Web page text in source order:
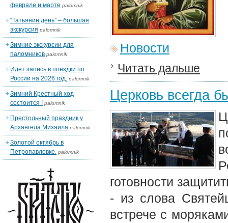
Новости
Читать дальше
Церковь всегда
готовности
- из слова
встрече с
феврале и марте palomnik
“Татьянин день” – большая
экскурсия palomnik
Зимние экскурсии для
паломников palomnik
Идет запись в поездки по
России на 2026 год. palomnik
Зимний Крестный ход
состоится ! palomnik
Престольный праздник у
Архангела Михаила palomnik
Золотой октябрь в
Петропавловке. palomnik